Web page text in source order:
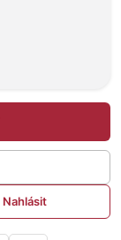
Nahlásit